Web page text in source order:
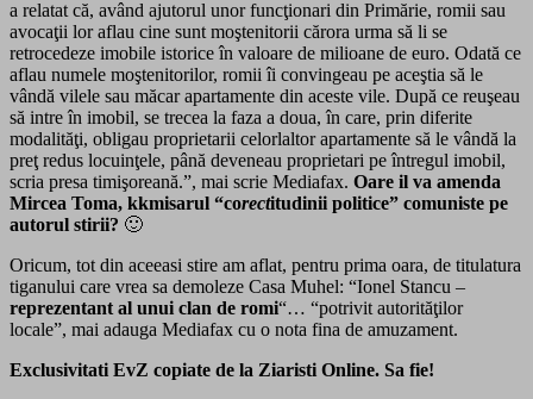
a relatat că, având ajutorul unor funcţionari din Primărie, romii sau
avocaţii lor aflau cine sunt moştenitorii cărora urma să li se
retrocedeze imobile istorice în valoare de milioane de euro. Odată ce
aflau numele moştenitorilor, romii îi convingeau pe aceştia să le
vândă vilele sau măcar apartamente din aceste vile. După ce reuşeau
să intre în imobil, se trecea la faza a doua, în care, prin diferite
modalităţi, obligau proprietarii celorlaltor apartamente să le vândă la
preţ redus locuinţele, până deveneau proprietari pe întregul imobil,
scria presa timişoreană.”, mai scrie Mediafax. Oare il va amenda
Mircea Toma, kkmisarul “corectitudinii politice” comuniste pe
autorul stirii? 🙂
Oricum, tot din aceeasi stire am aflat, pentru prima oara, de titulatura
tiganului care vrea sa demoleze Casa Muhel: “Ionel Stancu –
reprezentant al unui clan de romi“… “potrivit autorităţilor
locale”, mai adauga Mediafax cu o nota fina de amuzament.
Exclusivitati EvZ copiate de la Ziaristi Online. Sa fie!